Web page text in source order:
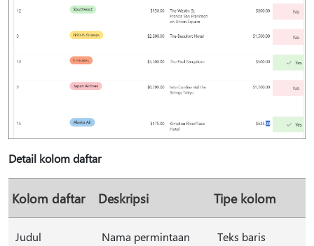
Detail kolom daftar
Kolom daftar Deskripsi Tipe kolom
Judul
Nama permintaan
Teks baris